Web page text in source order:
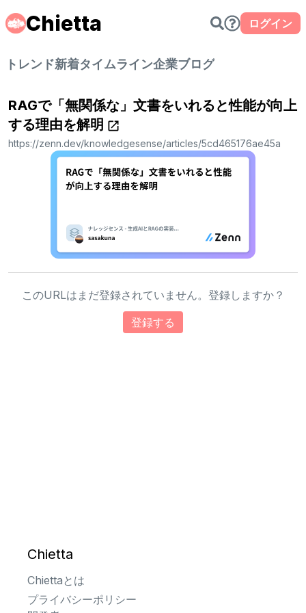
Chietta ログイン
トレンド新着タイムライン企業ブログ
RAGで「無関係な」文書をいれると性能が向上
する理由を解明
https://zenn.dev/knowledgesense/articles/5cd465176ae45a
このURLはまだ登録されていません。登録しますか？
登録する
Chietta
Chiettaとは
プライバシーポリシー